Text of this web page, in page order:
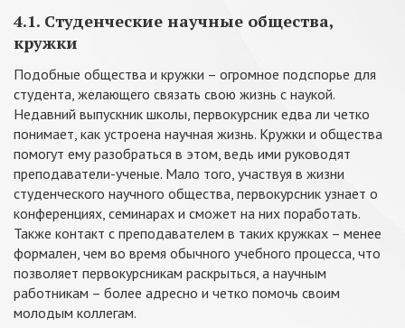
4.1. Студенческие научные общества,
кружки
Подобные общества и кружки – огромное подспорье для
студента, желающего связать свою жизнь с наукой.
Недавний выпускник школы, первокурсник едва ли четко
понимает, как устроена научная жизнь. Кружки и общества
помогут ему разобраться в этом, ведь ими руководят
преподаватели-ученые. Мало того, участвуя в жизни
студенческого научного общества, первокурсник узнает о
конференциях, семинарах и сможет на них поработать.
Также контакт с преподавателем в таких кружках – менее
формален, чем во время обычного учебного процесса, что
позволяет первокурсникам раскрыться, а научным
работникам – более адресно и четко помочь своим
молодым коллегам.